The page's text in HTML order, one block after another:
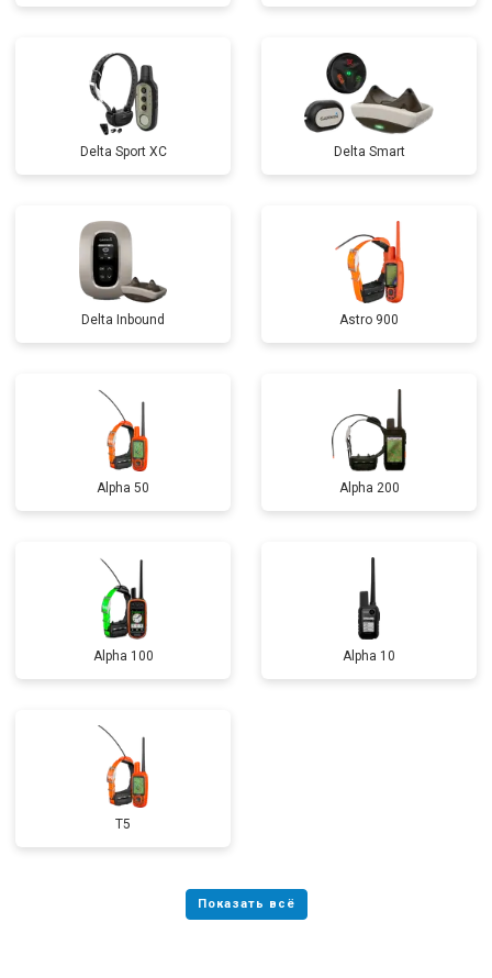
Delta Sport XC Delta Smart
Delta Inbound Astro 900
Alpha 50 Alpha 200
Alpha 100 Alpha 10
T5